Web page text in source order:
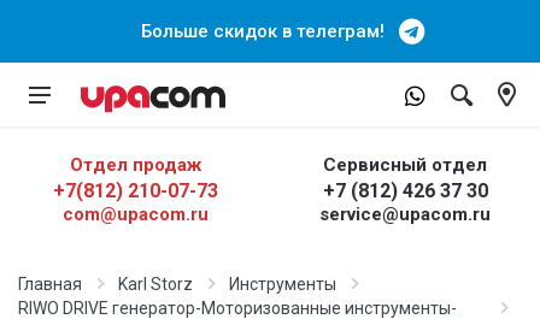
Больше скидок в телеграм!
Отдел продаж
+7(812) 210-07-73
com@upacom.ru
Сервисный отдел
+7 (812) 426 37 30
service@upacom.ru
Главная Karl Storz
Инструменты
RIWO DRIVE генератор-Моторизованные инструменты-